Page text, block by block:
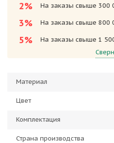
2%
На заказы свыше 300
3% На заказы свыше 800
5%
На заказы свыше 1
Материал
Цвет
Комплектация
Страна производства